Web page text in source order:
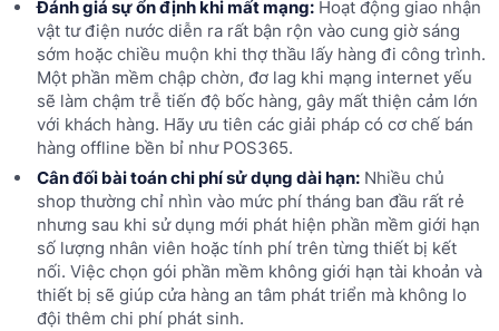
Đánh giá sự ổn định khi mất mạng:Hoạt động giao nhận
vật tư điện nước diễn ra rất bận rộn vào cung giờ sáng
sớm hoặc chiều muộn khi thợ thầu lấy hàng đi công trình.
Một phần mềm chập chờn, đơ lag khi mạng internet yếu
sẽ làm chậm trễ tiến độ bốc hàng, gây mất thiện cảm lớn
với khách hàng. Hãy ưu tiên các giải pháp có cơ chế bán
hàng offline bền bỉ như POS365.
Cân đối bài toán chi phí sử dụng dài hạn:Nhiều chủ
shop thường chỉ nhìn vào mức phí tháng ban đầu rất rẻ
nhưng sau khi sử dụng mới phát hiện phần mềm giới hạn
số lượng nhân viên hoặc tính phí trên từng thiết bị kết
nối. Việc chọn gói phần mềm không giới hạn tài khoản và
thiết bị sẽ giúp cửa hàng an tâm phát triển mà không lo
đội thêm chi phí phát sinh.